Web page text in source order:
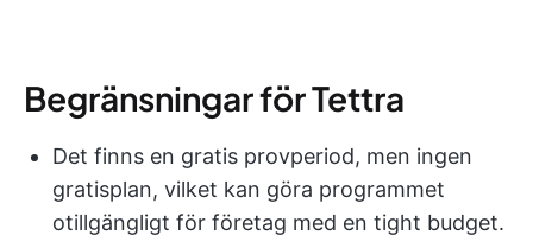
Begränsningar för Tettra
Det finns en gratis provperiod, men ingen
gratisplan, vilket kan göra programmet
otillgängligt för företag med en tight budget.